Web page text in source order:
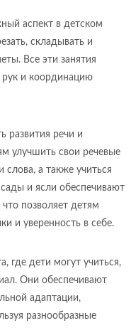
аспект в детском
складывать и
Все эти занятия
рук и координацию
развития речи и
улучшить свои речевые
слова, а также учиться
и ясли обеспечивают
позволяет детям
и уверенность в себе.
где дети могут учиться,
Они обеспечивают
адаптации,
разнообразные